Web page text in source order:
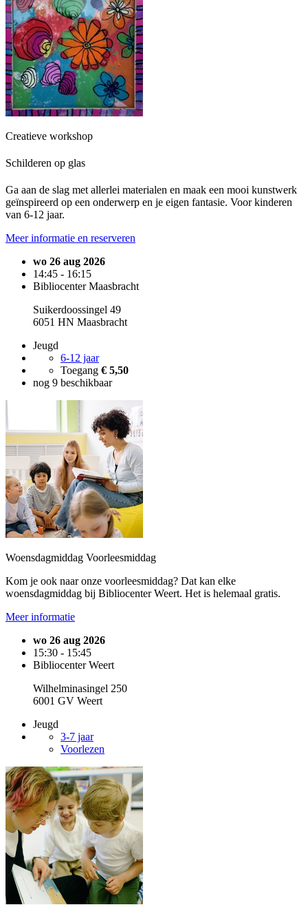
Creatieve workshop
Schilderen op glas
Ga aan de slag met allerlei materialen en maak een mooi kunstwerk
geïnspireerd op een onderwerp en je eigen fantasie. Voor kinderen
van 6-12 jaar.
Meer informatie en reserveren
wo 26 aug 2026
14:45 - 16:15
Bibliocenter Maasbracht
Suikerdoossingel 49
6051 HN Maasbracht
Jeugd
6-12 jaar
Toegang € 5,50
nog 9 beschikbaar
Woensdagmiddag Voorleesmiddag
Kom je ook naar onze voorleesmiddag? Dat kan elke
woensdagmiddag bij Bibliocenter Weert. Het is helemaal gratis.
Meer informatie
wo 26 aug 2026
15:30 - 15:45
Bibliocenter Weert
Wilhelminasingel 250
6001 GV Weert
Jeugd
3-7 jaar
Voorlezen